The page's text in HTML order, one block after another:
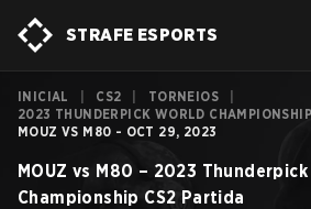
STRAFE ESPORTS
INICIAL CS2 TORNEIOS
2023 THUNDERPICK WORLD CHAMPIONSHIP
MOUZ VS M80 - OCT 29, 2023
MOUZ vs M80 – 2023
Championship CS2 Partida